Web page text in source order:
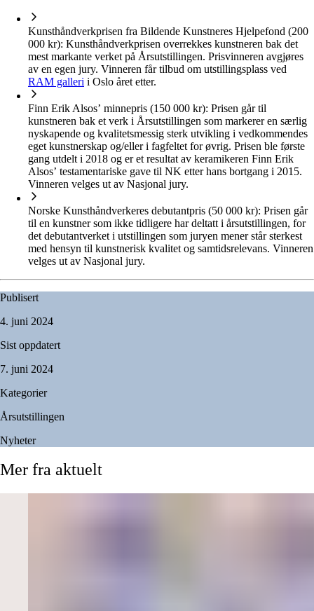
Kunsthåndverkprisen fra Bildende Kunstneres Hjelpefond (200
000 kr): Kunsthåndverkprisen overrekkes kunstneren bak det
mest markante verket på Årsutstillingen. Prisvinneren avgjøres
av en egen jury. Vinneren får tilbud om utstillingsplass ved
RAM galleri i Oslo året etter.
Finn Erik Alsos’ minnepris (150 000 kr): Prisen går til
kunstneren bak et verk i Årsutstillingen som markerer en særlig
nyskapende og kvalitetsmessig sterk utvikling i vedkommendes
eget kunstnerskap og/eller i fagfeltet for øvrig. Prisen ble første
gang utdelt i 2018 og er et resultat av keramikeren Finn Erik
Alsos’ testamentariske gave til NK etter hans bortgang i 2015.
Vinneren velges ut av Nasjonal jury.
Norske Kunsthåndverkeres debutantpris (50 000 kr): Prisen går
til en kunstner som ikke tidligere har deltatt i årsutstillingen, for
det debutantverket i utstillingen som juryen mener står sterkest
med hensyn til kunstnerisk kvalitet og samtidsrelevans. Vinneren
velges ut av Nasjonal jury.
Publisert
4. juni 2024
Sist oppdatert
7. juni 2024
Kategorier
Årsutstillingen
Nyheter
Mer fra aktuelt